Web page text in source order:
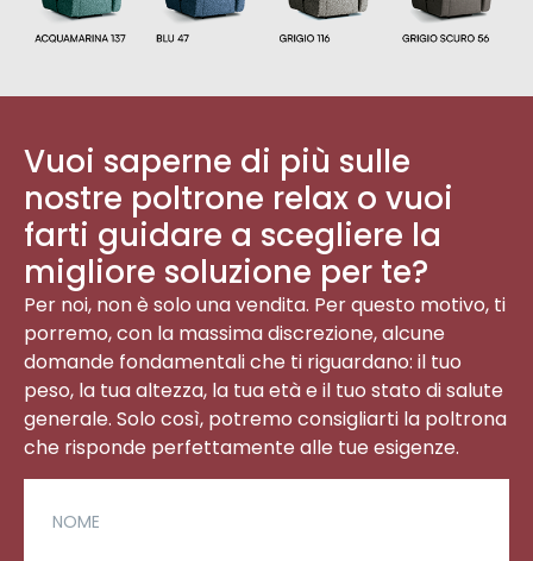
Vuoi saperne di più sulle
nostre poltrone relax o vuoi
farti guidare a scegliere la
migliore soluzione per te?
Per noi, non è solo una vendita. Per questo motivo, ti
porremo, con la massima discrezione, alcune
domande fondamentali che ti riguardano: il tuo
peso, la tua altezza, la tua età e il tuo stato di salute
generale. Solo così, potremo consigliarti la poltrona
che risponde perfettamente alle tue esigenze.